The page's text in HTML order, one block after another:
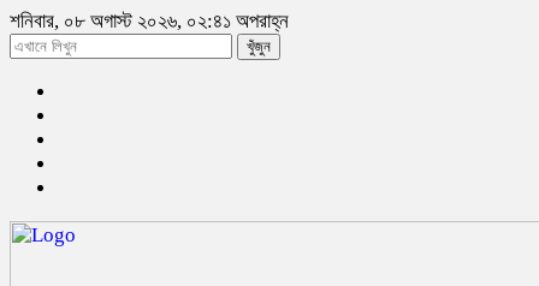
শনিবার, ০৮ অগাস্ট ২০২৬, ০২:৪১ অপরাহ্ন
খুঁজুন